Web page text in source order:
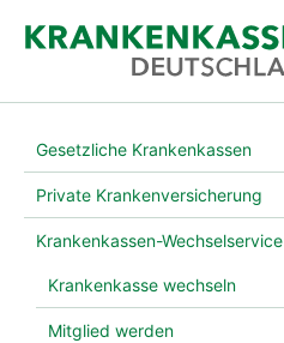
Gesetzliche Krankenkassen
Private Krankenversicherung
Krankenkassen-Wechselservice
Krankenkasse wechseln
Mitglied werden